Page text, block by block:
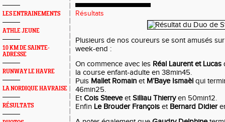
LES ENTRAINEMENTS
ATHLE JEUNE
10 KM DE SAINTE-
ADRESSE
RUNWAY LE HAVRE
LA NORDIQUE HAVRAISE
RÉSULTATS
Résultats
Plusieurs de nos coureurs se sont amusés
week-end :
On commence avec les Réal Laurent et Lucas
la course enfant-adulte en 38min45.
Puis Mallet Romain et M’Baye Ismaèl qui
46min25.
EtCois SteeveetSilliau Thierryen 50min12.
Enfin Le Brouder François et Bernard Didier